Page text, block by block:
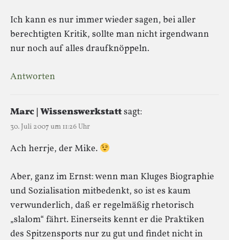
Ich kann es nur immer wieder sagen, bei aller
berechtigten Kritik, sollte man nicht irgendwann
nur noch auf alles draufknöppeln.
Antworten
Marc | Wissenswerkstattsagt:
30. Juli 2007 um 11:26 Uhr
Ach herrje, der Mike.
Aber, ganz im Ernst: wenn man Kluges Biographie
und Sozialisation mitbedenkt, so ist es kaum
verwunderlich, daß er regelmäßig rhetorisch
„slalom“ fährt. Einerseits kennt er die Praktiken
des Spitzensports nur zu gut und findet nicht in